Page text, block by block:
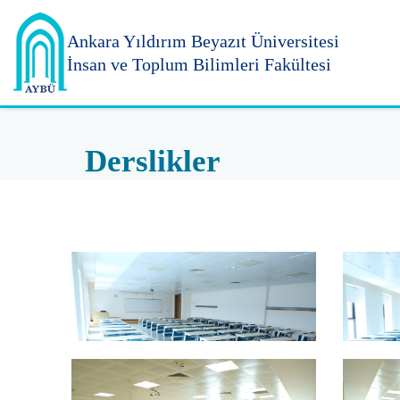
Ankara Yıldırım Beyazıt Üniversitesi
İnsan ve Toplum Bilimleri Fakültesi
Derslikler